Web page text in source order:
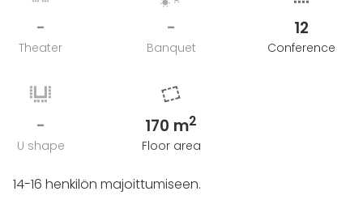
-
Theater
-
Banquet
12
Conference
-
U shape
170 m2
Floor area
14-16 henkilön majoittumiseen.